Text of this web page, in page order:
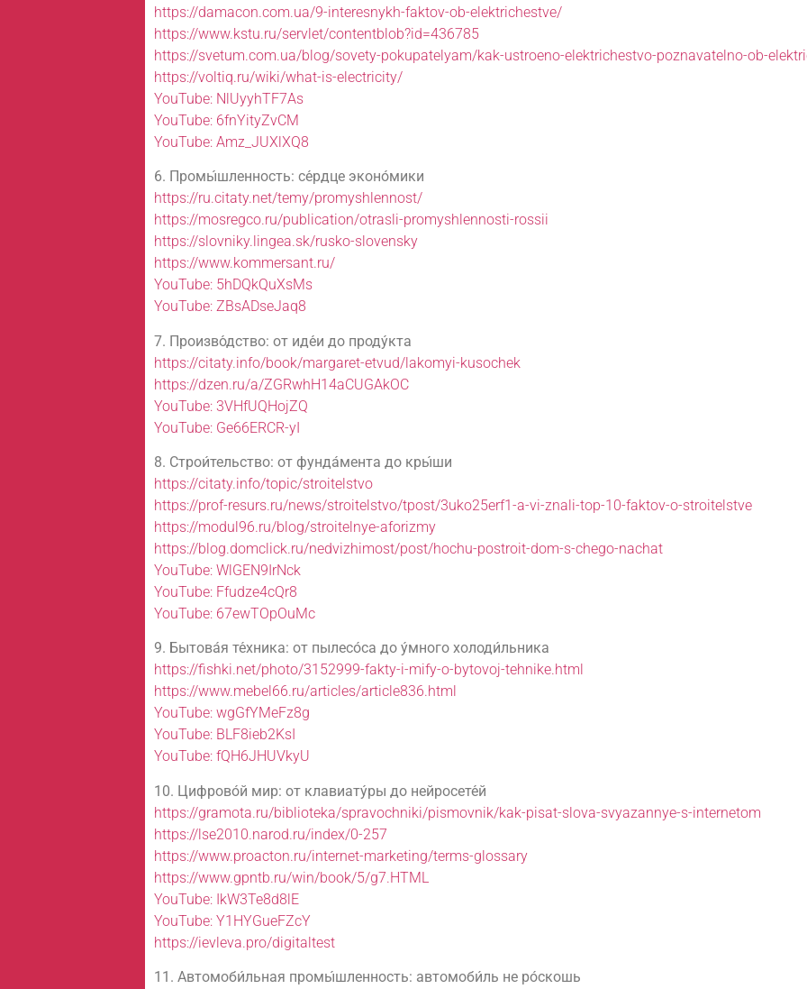
https://damacon.com.ua/9-interesnykh-faktov-ob-elektrichestve/
https://www.kstu.ru/servlet/contentblob?id=436785
https://svetum.com.ua/blog/sovety-pokupatelyam/kak-ustroeno-elektrichestvo-poznavatelno-ob-
https://voltiq.ru/wiki/what-is-electricity/
YouTube: NlUyyhTF7As
YouTube: 6fnYityZvCM
YouTube: Amz_JUXlXQ8
6. Промы́шленность: се́рдце эконо́мики
https://ru.citaty.net/temy/promyshlennost/
https://mosregco.ru/publication/otrasli-promyshlennosti-rossii
https://slovniky.lingea.sk/rusko-slovensky
https://www.kommersant.ru/
YouTube: 5hDQkQuXsMs
YouTube: ZBsADseJaq8
7. Произво́дство: от иде́и до проду́кта
https://citaty.info/book/margaret-etvud/lakomyi-kusochek
https://dzen.ru/a/ZGRwhH14aCUGAkOC
YouTube: 3VHfUQHojZQ
YouTube: Ge66ERCR-yI
8. Строи́тельство: от фунда́мента до кры́ши
https://citaty.info/topic/stroitelstvo
https://prof-resurs.ru/news/stroitelstvo/tpost/3uko25erf1-a-vi-znali-top-10-faktov-o-stroitelstve
https://modul96.ru/blog/stroitelnye-aforizmy
https://blog.domclick.ru/nedvizhimost/post/hochu-postroit-dom-s-chego-nachat
YouTube: WlGEN9IrNck
YouTube: Ffudze4cQr8
YouTube: 67ewTOpOuMc
9. Бытова́я те́хника: от пылесо́са до у́много холоди́льника
https://fishki.net/photo/3152999-fakty-i-mify-o-bytovoj-tehnike.html
https://www.mebel66.ru/articles/article836.html
YouTube: wgGfYMeFz8g
YouTube: BLF8ieb2KsI
YouTube: fQH6JHUVkyU
10. Цифрово́й мир: от клавиату́ры до нейросете́й
https://gramota.ru/biblioteka/spravochniki/pismovnik/kak-pisat-slova-svyazannye-s-internetom
https://lse2010.narod.ru/index/0-257
https://www.proacton.ru/internet-marketing/terms-glossary
https://www.gpntb.ru/win/book/5/g7.HTML
YouTube: IkW3Te8d8lE
YouTube: Y1HYGueFZcY
https://ievleva.pro/digitaltest
11. Автомоби́льная промы́шленность: автомоби́ль не ро́скошь